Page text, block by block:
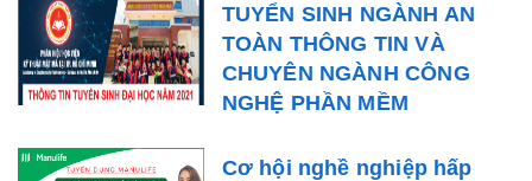
TUYỂN SINH NGÀNH AN
TOÀN THÔNG TIN VÀ
CHUYÊN NGÀNH CÔNG
NGHỆ PHẦN MỀM
Cơ hội nghề nghiệp hấp